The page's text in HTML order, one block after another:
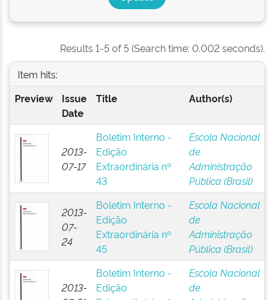
Results 1-5 of 5 (Search time: 0.002 seconds).
Item hits:
Preview
Issue
Date
Title Author(s)
2013-
07-17
Boletim Interno -
Edição
Extraordinária nº
43
Escola Nacional
de
Administração
Pública (Brasil)
2013-
07-
24
Boletim Interno -
Edição
Extraordinária nº
45
Escola Nacional
de
Administração
Pública (Brasil)
2013-
Boletim Interno -
Edição
Escola Nacional
de